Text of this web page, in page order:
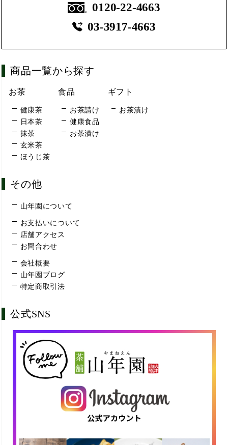
0120-22-4663
03-3917-4663
商品一覧から探す
お茶
健康茶
日本茶
抹茶
玄米茶
ほうじ茶
食品
お茶請け
健康食品
お茶漬け
ギフト
お茶漬け
その他
山年園について
お支払いについて
店舗アクセス
お問合わせ
会社概要
山年園ブログ
特定商取引法
公式SNS